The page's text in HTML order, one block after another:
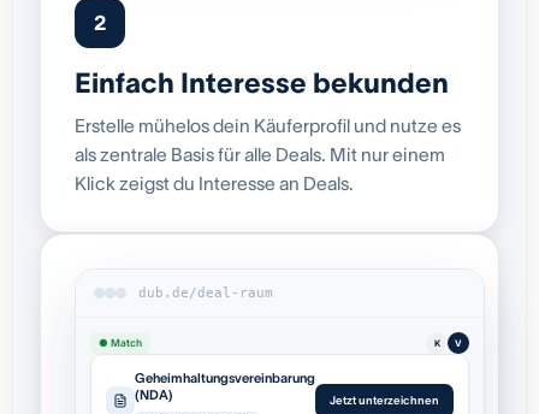
2
Einfach Interesse bekunden
Erstelle mühelos dein Käuferprofil und nutze es
als zentrale Basis für alle Deals. Mit nur einem
Klick zeigst du Interesse an Deals.
dub.de/deal-raum
● Match K V
Geheimhaltungsvereinbarung
(NDA)
Jetzt unterzeichnen